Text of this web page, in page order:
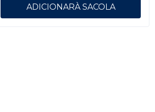
ADICIONAR